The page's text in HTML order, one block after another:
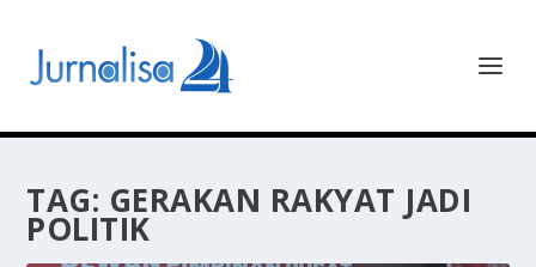
TAG: GERAKAN RAKYAT JADI
POLITIK